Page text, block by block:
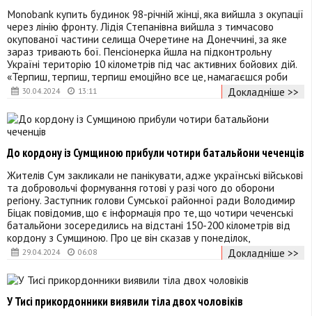
30.04.2024 13:11
Monobank купить будинок 98-річній жінці, яка вийшла з окупації
через лінію фронту. Лідія Степанівна вийшла з тимчасово
окупованої частини селища Очеретине на Донеччині, за яке
зараз тривають бої. Пенсіонерка йшла на підконтрольну
Україні територію 10 кілометрів під час активних бойових дій.
«Терпиш, терпиш, терпиш емоційно все це, намагаєшся роби
Докладніше >>
29.04.2024 06:08
До кордону із Сумщиною прибули чотири батальйони чеченців
Жителів Сум закликали не панікувати, адже українські військові
та добровольчі формування готові у разі чого до оборони
регіону. Заступник голови Сумської районної ради Володимир
Біцак повідомив, що є інформація про те, що чотири чеченські
батальйони зосередились на відстані 150-200 кілометрів від
кордону з Сумщиною. Про це він сказав у понеділок,
Докладніше >>
У Тисі прикордонники виявили тіла двох чоловіків